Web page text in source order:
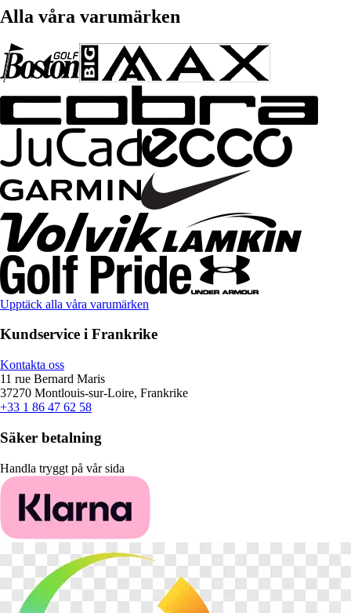
Alla våra varumärken
Upptäck alla våra varumärken
Kundservice i Frankrike
Kontakta oss
11 rue Bernard Maris
37270 Montlouis-sur-Loire, Frankrike
+33 1 86 47 62 58
Säker betalning
Handla tryggt på vår sida